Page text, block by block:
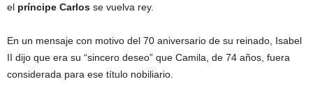
el príncipe Carlos se vuelva rey.
En un mensaje con motivo del 70 aniversario de su reinado, Isabel
II dijo que era su “sincero deseo” que Camila, de 74 años, fuera
considerada para ese título nobiliario.